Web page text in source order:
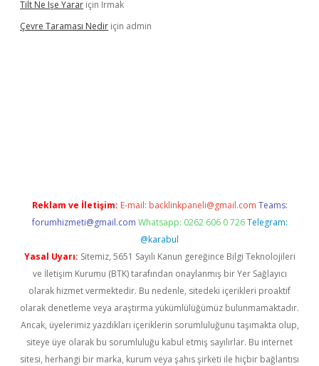
Tilt Ne Işe Yarar için Irmak
Çevre Taraması Nedir için admin
Reklam ve İletişim: E-mail: backlinkpaneli@gmail.com Teams:
forumhizmeti@gmail.com Whatsapp: 0262 606 0 726 Telegram:
@karabul
Yasal Uyarı: Sitemiz, 5651 Sayılı Kanun gereğince Bilgi Teknolojileri
ve İletişim Kurumu (BTK) tarafından onaylanmış bir Yer Sağlayıcı
olarak hizmet vermektedir. Bu nedenle, sitedeki içerikleri proaktif
olarak denetleme veya araştırma yükümlülüğümüz bulunmamaktadır.
Ancak, üyelerimiz yazdıkları içeriklerin sorumluluğunu taşımakta olup,
siteye üye olarak bu sorumluluğu kabul etmiş sayılırlar. Bu internet
sitesi, herhangi bir marka, kurum veya şahıs şirketi ile hiçbir bağlantısı